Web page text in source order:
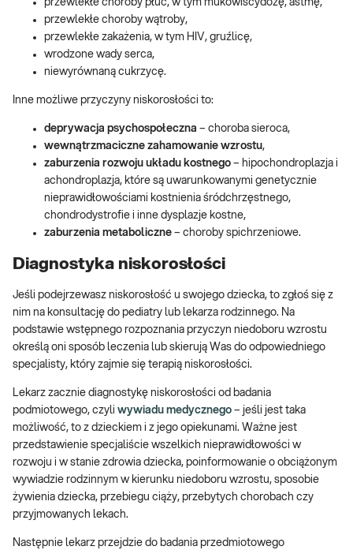
przewlekłe choroby płuc, w tym mukowiscydozę, astmę,
przewlekłe choroby wątroby,
przewlekłe zakażenia, w tym HIV, gruźlicę,
wrodzone wady serca,
niewyrównaną cukrzycę.
Inne możliwe przyczyny niskorosłości to:
deprywacja psychospołeczna – choroba sieroca,
wewnątrzmaciczne zahamowanie wzrostu,
zaburzenia rozwoju układu kostnego – hipochondroplazja i
achondroplazja, które są uwarunkowanymi genetycznie
nieprawidłowościami kostnienia śródchrzęstnego,
chondrodystrofie i inne dysplazje kostne,
zaburzenia metaboliczne – choroby spichrzeniowe.
Diagnostyka niskorosłości
Jeśli podejrzewasz niskorosłość u swojego dziecka, to zgłoś się z
nim na konsultację do pediatry lub lekarza rodzinnego. Na
podstawie wstępnego rozpoznania przyczyn niedoboru wzrostu
określą oni sposób leczenia lub skierują Was do odpowiedniego
specjalisty, który zajmie się terapią niskorosłości.
Lekarz zacznie diagnostykę niskorosłości od badania
podmiotowego, czyli wywiadu medycznego – jeśli jest taka
możliwość, to z dzieckiem i z jego opiekunami. Ważne jest
przedstawienie specjaliście wszelkich nieprawidłowości w
rozwoju i w stanie zdrowia dziecka, poinformowanie o obciążonym
wywiadzie rodzinnym w kierunku niedoboru wzrostu, sposobie
żywienia dziecka, przebiegu ciąży, przebytych chorobach czy
przyjmowanych lekach.
Następnie lekarz przejdzie do badania przedmiotowego